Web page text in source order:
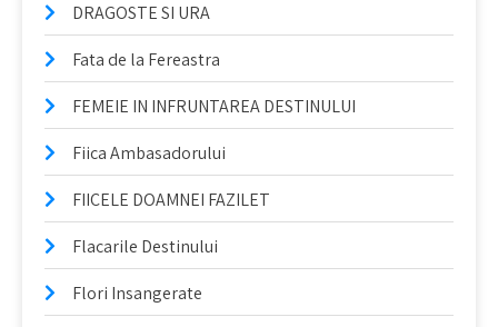
DRAGOSTE SI URA
Fata de la Fereastra
FEMEIE IN INFRUNTAREA DESTINULUI
Fiica Ambasadorului
FIICELE DOAMNEI FAZILET
Flacarile Destinului
Flori Insangerate